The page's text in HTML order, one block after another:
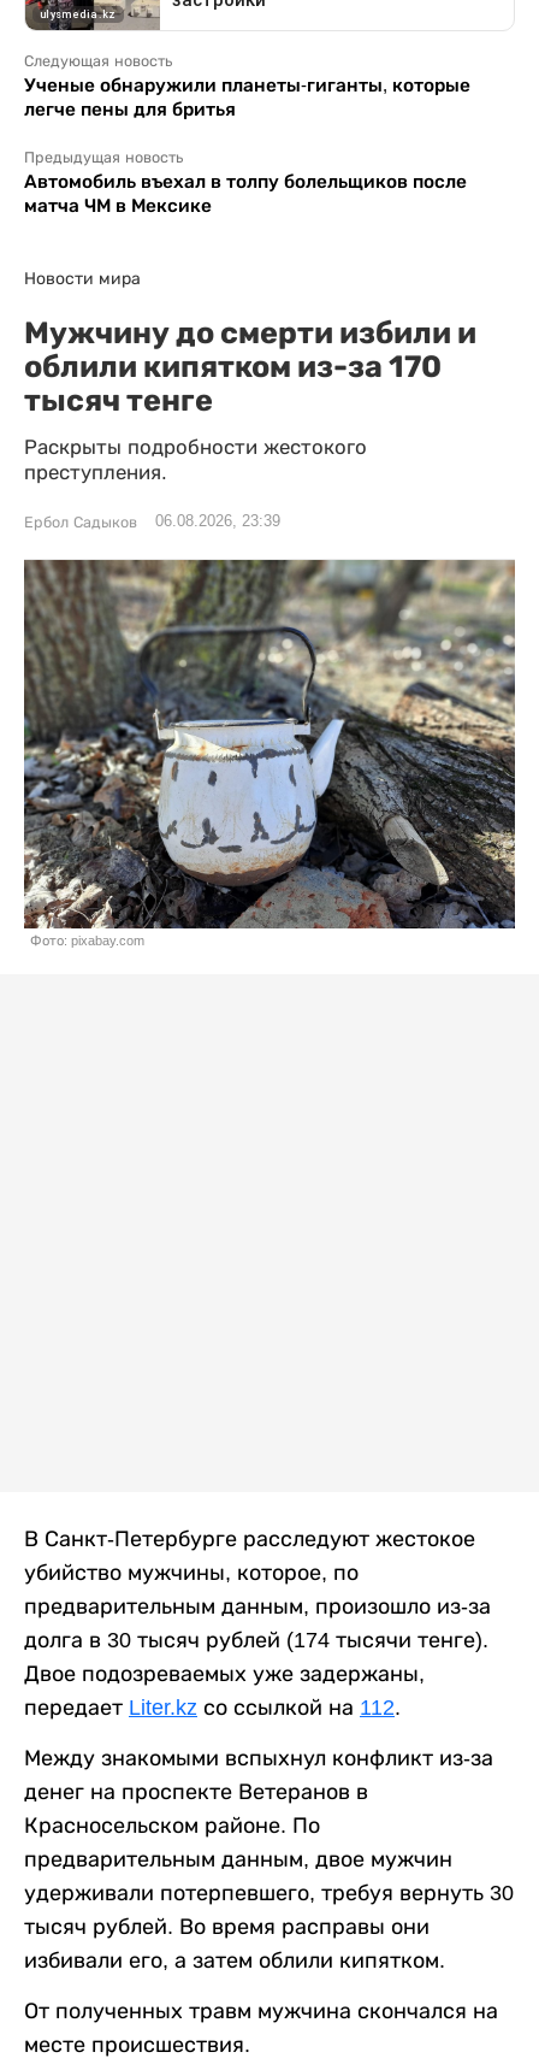
Следующая новость
Ученые обнаружили планеты-гиганты, которые
легче пены для бритья
Предыдущая новость
Автомобиль въехал в толпу болельщиков после
матча ЧМ в Мексике
Новости мира
Мужчину до смерти избили и
облили кипятком из-за 170
тысяч тенге
Раскрыты подробности жестокого
преступления.
Ербол Садыков 06.08.2026, 23:39
Фото: pixabay.com
В Санкт-Петербурге расследуют жестокое
убийство мужчины, которое, по
предварительным данным, произошло из-за
долга в 30 тысяч рублей (174 тысячи тенге).
Двое подозреваемых уже задержаны,
передает Liter.kz со ссылкой на 112.
Между знакомыми вспыхнул конфликт из-за
денег на проспекте Ветеранов в
Красносельском районе. По
предварительным данным, двое мужчин
удерживали потерпевшего, требуя вернуть 30
тысяч рублей. Во время расправы они
избивали его, а затем облили кипятком.
От полученных травм мужчина скончался на
месте происшествия.